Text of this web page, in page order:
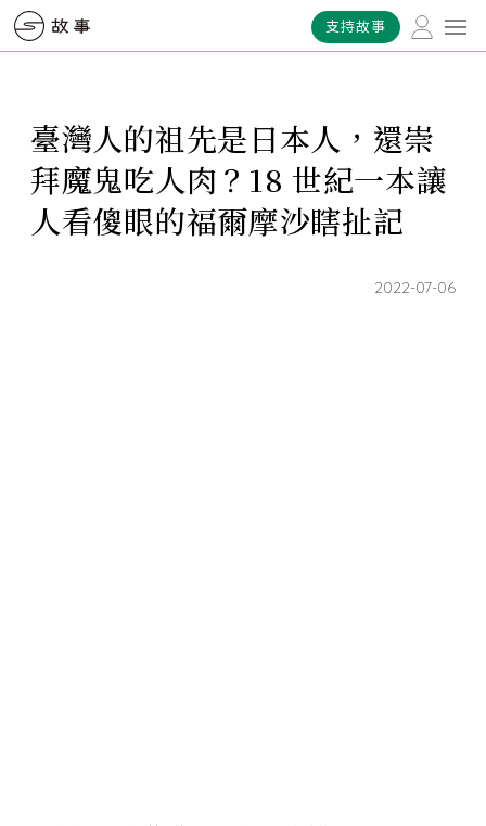
支持故事
臺灣人的祖先是日本人，還崇
拜魔鬼吃人肉？18 世紀一本讓
人看傻眼的福爾摩沙瞎扯記
2022-07-06